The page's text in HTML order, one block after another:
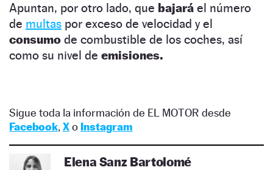
Apuntan, por otro lado, que bajará el número
de multas por exceso de velocidad y el
consumo de combustible de los coches, así
como su nivel de emisiones.
Sigue toda la información de EL MOTOR desde
Facebook, Xo Instagram
Elena Sanz Bartolomé